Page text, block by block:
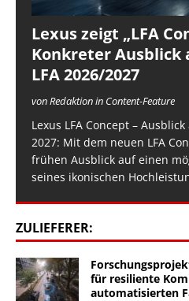
Lexus zeigt „LFA
Konkreter Ausblick
LFA 2026/2027
von Redaktion in Content-Feature
Lexus LFA Concept –
2027: Mit dem neuen LFA
frühen Ausblick auf einen
seines ikonischen
ZULIEFERER:
für resiliente
automatisierten